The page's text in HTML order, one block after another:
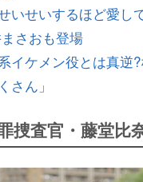
いせいするほど愛し
さおも登場
イケメン役とは真逆
さん」
捜査官・藤堂比